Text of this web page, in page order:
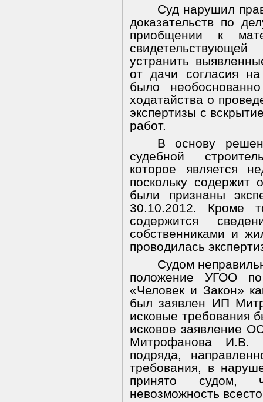
Суд нарушил
доказательств по
приобщении к
устранить
от дачи согласия
было
ходатайства о
экспертизы с
работ.
В основу
судебной
которое является
поскольку содержит
были признаны
30.10.2012. Кроме
содержится
собственниками и
проводилась
Судом
положение УГОО
«Человек и Закон»
был заявлен ИП
исковые требования
исковое заявление
Митрофанова И.В.
подряда,
требования, в
принято судом,
невозможность